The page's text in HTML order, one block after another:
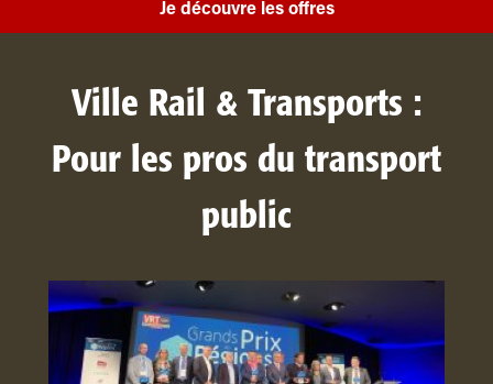
Je découvre les offres
Ville Rail & Transports :
Pour les pros du transport
public